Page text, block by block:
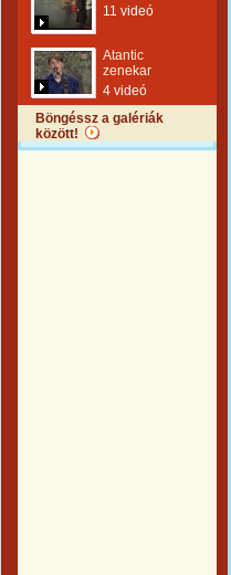
11 videó
Atantic
zenekar
4 videó
Böngéssz a galériák
között!